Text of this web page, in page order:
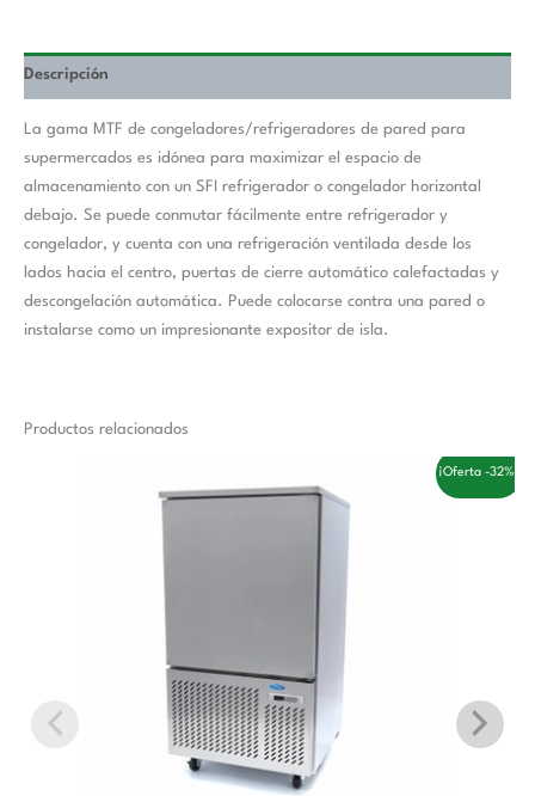
Descripción
La gama MTF de congeladores/refrigeradores de pared para
supermercados es idónea para maximizar el espacio de
almacenamiento con un SFI refrigerador o congelador horizontal
debajo. Se puede conmutar fácilmente entre refrigerador y
congelador, y cuenta con una refrigeración ventilada desde los
lados hacia el centro, puertas de cierre automático calefactadas y
descongelación automática. Puede colocarse contra una pared o
instalarse como un impresionante expositor de isla.
Productos relacionados
¡Oferta -32%!
original